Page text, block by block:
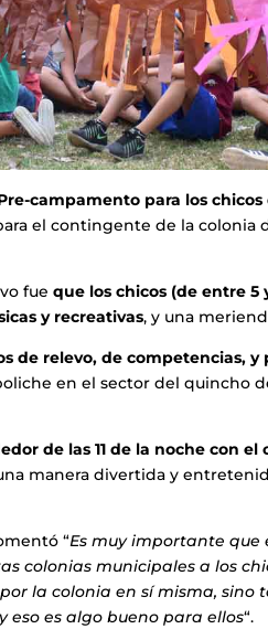
campamento para los
el contingente de la colonia
fueque los chicos (de entre 5
y recreativas, y una
de relevo, de competencias,
en el sector del quincho
de las 11 de la noche con el
manera divertida y
“Es muy importante que
colonias municipales a los
la colonia en sí misma, sino
eso es algo bueno para ellos“.